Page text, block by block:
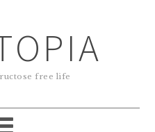
free life